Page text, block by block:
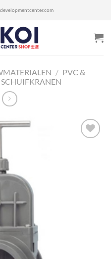
/ PVC &
SCHUIFKRANEN